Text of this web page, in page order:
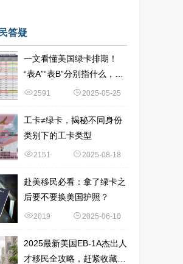
答疑
一文看懂美国绿卡排期！
“表A”“表B”分别指什么，二
者有何区别？
2591 2025-05-25
工卡≠绿卡，揭秘不同身份
类别下的工卡类型
2151 2025-08-18
赴美移民必看：拿了绿卡之
后要不要换美国护照？
2019 2025-06-10
2025最新美国EB-1A杰出人
才移民全攻略，赶紧收藏